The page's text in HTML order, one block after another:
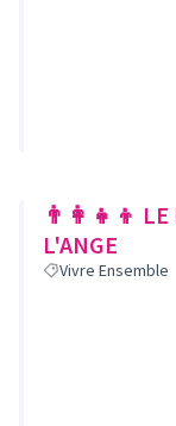
👨‍👩‍👧‍👦 LE
L'ANGE
Vivre Ensemble